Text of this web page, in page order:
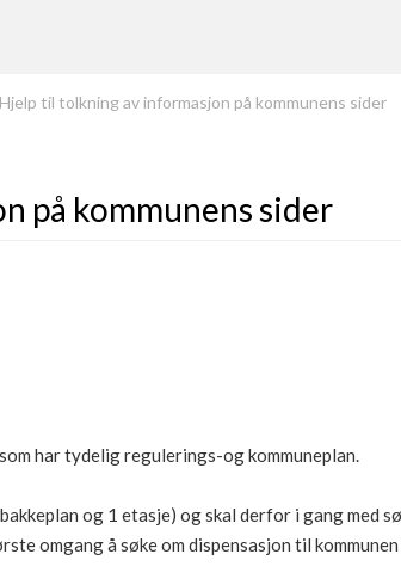
Hjelp til tolkning av informasjon på kommunens sider
på kommunens sider
har tydelig regulerings-og kommuneplan.
og 1 etasje) og skal derfor i gang med
omgang å søke om dispensasjon til